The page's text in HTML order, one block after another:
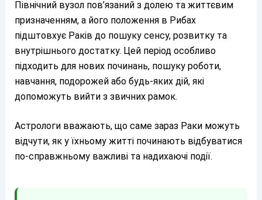
Північний вузол пов’язаний з долею та життєвим
призначенням, а його положення в Рибах
підштовхує Раків до пошуку сенсу, розвитку та
внутрішнього достатку. Цей період особливо
підходить для нових починань, пошуку роботи,
навчання, подорожей або будь-яких дій, які
допоможуть вийти з звичних рамок.
Астрологи вважають, що саме зараз Раки можуть
відчути, як у їхньому житті починають відбуватися
по-справжньому важливі та надихаючі події.